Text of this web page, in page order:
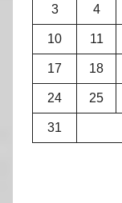
3 4
10 11
17 18
24 25
31